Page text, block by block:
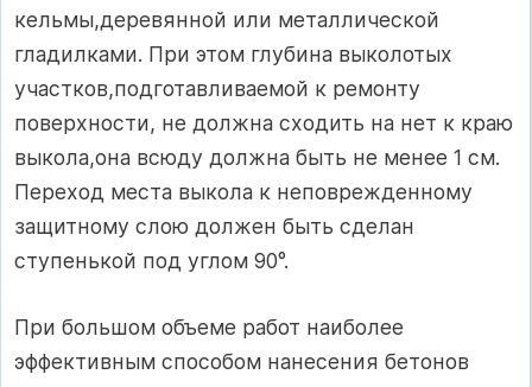
кельмы,деревянной или металлической
гладилками. При этом глубина выколотых
участков,подготавливаемой к ремонту
поверхности, не должна сходить на нет к краю
выкола,она всюду должна быть не менее 1 см.
Переход места выкола к неповрежденному
защитному слою должен быть сделан
ступенькой под углом 90°.
При большом объеме работ наиболее
эффективным способом нанесения бетонов